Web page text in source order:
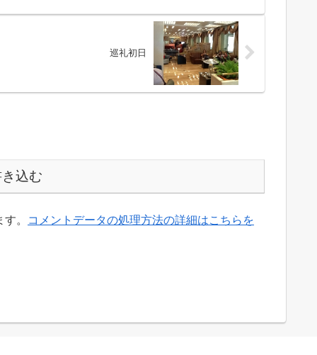
巡礼初日
込む
。 コメントデータの処理方法の詳細はこちらを